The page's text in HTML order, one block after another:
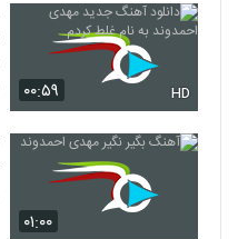
۰۰:۵۹ HD
۰۱:۰۰